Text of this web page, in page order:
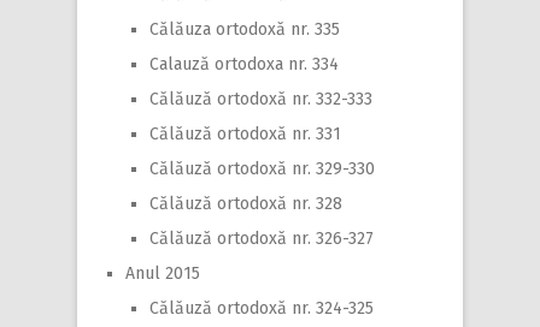
Călăuza ortodoxă nr. 335
Calauză ortodoxa nr. 334
Călăuză ortodoxă nr. 332-333
Călăuză ortodoxă nr. 331
Călăuză ortodoxă nr. 329-330
Călăuză ortodoxă nr. 328
Călăuză ortodoxă nr. 326-327
Anul 2015
Călăuză ortodoxă nr. 324-325